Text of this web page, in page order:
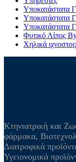
Υποκατάστατα
Υποκατάστατα
Υποκατάστατα
Φυτικό Λίπος
Χηλικά
Κτηνιατρική και
φάρμακα,
Διατροφικά
Υγειονομικά